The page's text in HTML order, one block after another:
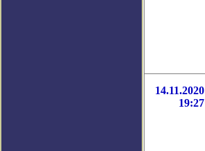
14.11.2020
19:27